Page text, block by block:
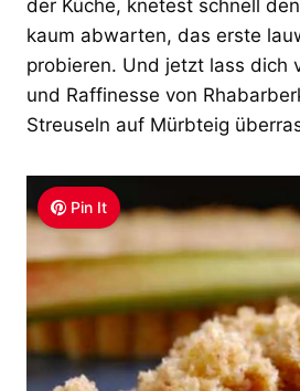
der Küche, knetest schnell
kaum abwarten, das erste
probieren. Und jetzt lass dich
und Raffinesse von
Streuseln auf Mürbteig
Pin It